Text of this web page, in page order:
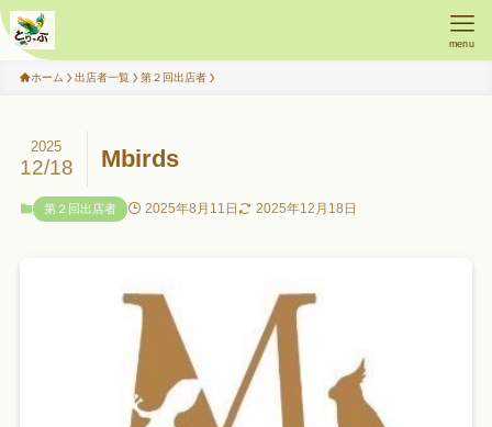
menu
ホーム 出店者一覧 第２回出店者
Mbirds
2025
12/18
第２回出店者 2025年8月11日 2025年12月18日